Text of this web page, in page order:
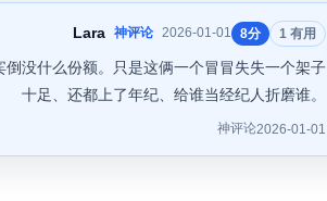
Lara 神评论 2026-01-01 8分 1 有用
没什么份额。只是这俩一个冒冒失失一个架子
十足、还都上了年纪、给谁当经纪人折磨谁。
神评论2026-01-01